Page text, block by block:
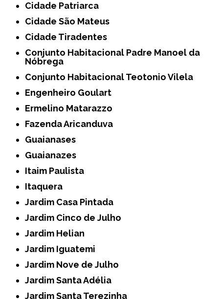
Cidade Patriarca
Cidade São Mateus
Cidade Tiradentes
Conjunto Habitacional Padre Manoel da
Nóbrega
Conjunto Habitacional Teotonio Vilela
Engenheiro Goulart
Ermelino Matarazzo
Fazenda Aricanduva
Guaianases
Guaianazes
Itaim Paulista
Itaquera
Jardim Casa Pintada
Jardim Cinco de Julho
Jardim Helian
Jardim Iguatemi
Jardim Nove de Julho
Jardim Santa Adélia
Jardim Santa Terezinha